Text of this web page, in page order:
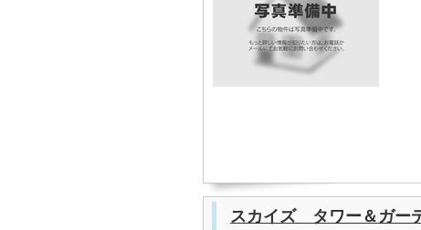
スカイズ タワー＆ガー